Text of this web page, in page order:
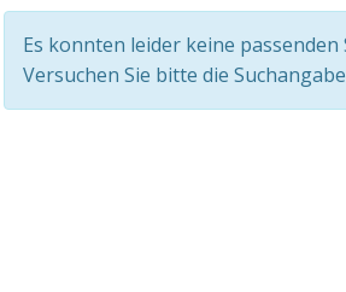
Es konnten leider keine
Versuchen Sie bitte die